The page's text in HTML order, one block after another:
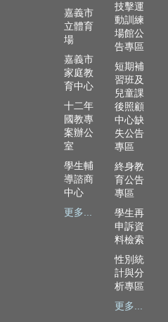
嘉義市
立體育
場
嘉義市
家庭教
育中心
十二年
國教專
案辦公
室
學生輔
導諮商
中心
更多...
技擊運
動訓練
場館公
告專區
短期補
習班及
兒童課
後照顧
中心缺
失公告
專區
終身教
育公告
專區
學生再
申訴資
料檢索
性別統
計與分
析專區
更多...